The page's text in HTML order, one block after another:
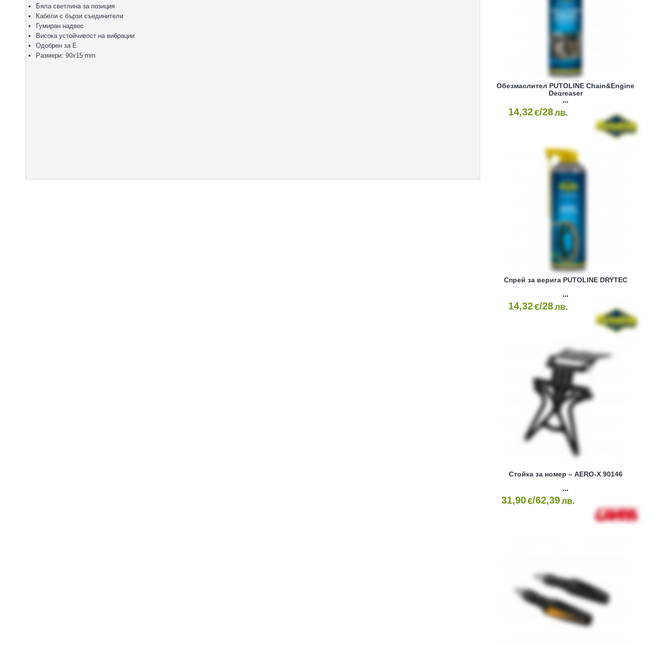
Бяла светлина за позиция
Кабели с бързи съединители
Гумиран надвес
Висока устойчивост на вибрации
Одобрен за E
Размери: 90x15 mm
Обезмаслител PUTOLINE Chain&Engine
Degreaser
14,32€/28лв.
Спрей за верига PUTOLINE DRYTEC
14,32€/28лв.
Стойка за номер – AERO-X 90146
31,90€/62,39лв.